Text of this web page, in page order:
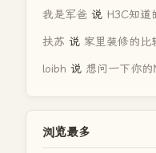
我是军爸 说 H3C知道
扶苏 说 家里装修的
loibh 说 想问一下你
浏览最多